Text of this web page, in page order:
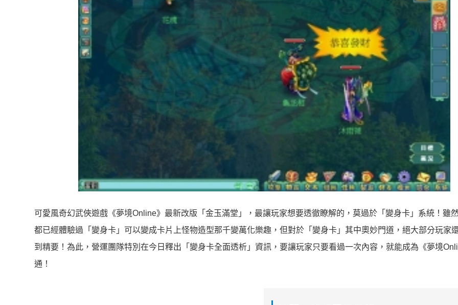
可愛風奇幻武俠遊戲《夢境Online》最新改版「金玉滿堂」，最讓玩家想要透徹瞭解的，莫過於「變身卡」系統！雖
都已經體驗過「變身卡」可以變成卡片上怪物造型那千變萬化樂趣，但對於「變身卡」其中奧妙門道，絕大部分玩家
到精要！為此，營運團隊特別在今日釋出「變身卡全面透析」資訊，要讓玩家只要看過一次內容，就能成為《夢境
通！